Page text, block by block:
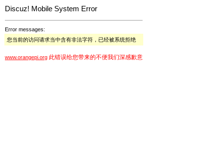
Discuz! Mobile System Error
Error messages:
您当前的访问请求当中含有非法字符，已经被系统拒绝
www.orangepi.org 此错误给您带来的不便我们深感歉意